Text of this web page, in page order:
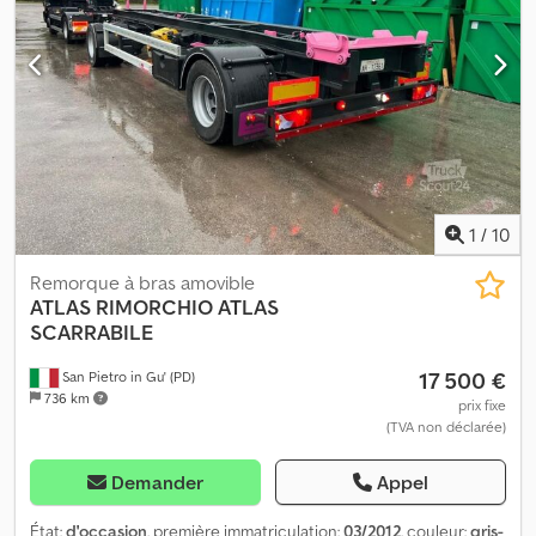
1 / 10
San Pietro in Gu' (PD)
736 km
Remorque à bras amovible
ATLAS RIMORCHIO ATLAS
SCARRABILE
17 500 €
prix fixe
(TVA non déclarée)
Demander Appel
État:d'occasion, première immatriculation:03/2012, couleur:gris-